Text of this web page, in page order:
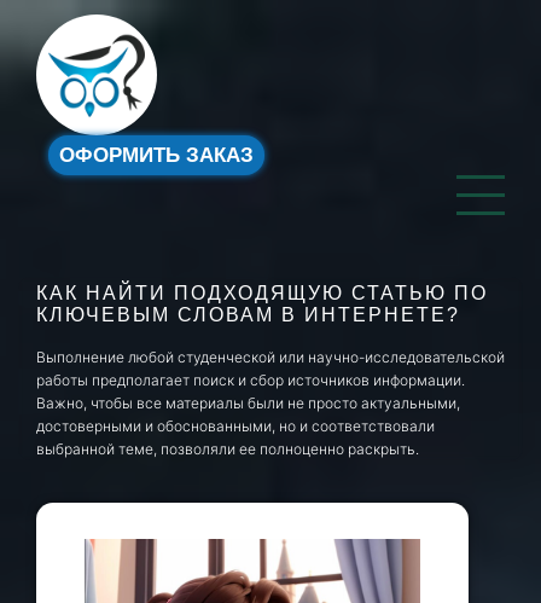
ОФОРМИТЬ ЗАКАЗ
КАК НАЙТИ ПОДХОДЯЩУЮ СТАТЬЮ ПО
КЛЮЧЕВЫМ СЛОВАМ В ИНТЕРНЕТЕ?
Выполнение любой студенческой или научно-исследовательской
работы предполагает поиск и сбор источников информации.
Важно, чтобы все материалы были не просто актуальными,
достоверными и обоснованными, но и соответствовали
выбранной теме, позволяли ее полноценно раскрыть.